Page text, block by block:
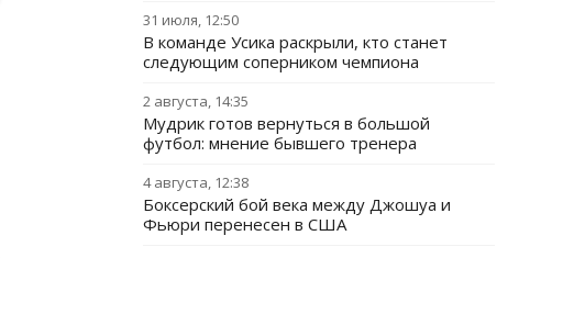
31 июля, 12:50
В команде Усика раскрыли, кто станет
следующим соперником чемпиона
2 августа, 14:35
Мудрик готов вернуться в большой
футбол: мнение бывшего тренера
4 августа, 12:38
Боксерский бой века между Джошуа и
Фьюри перенесен в США